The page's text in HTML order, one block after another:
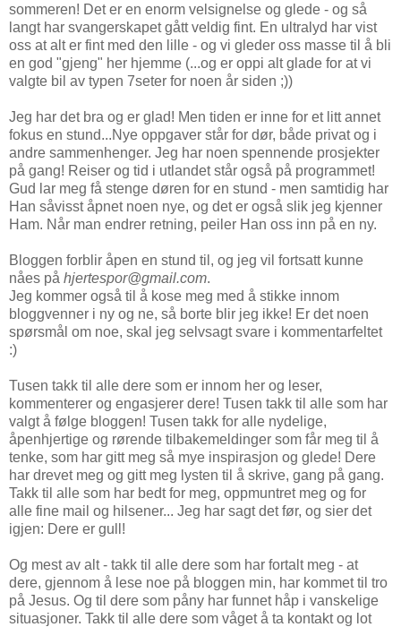
sommeren! Det er en enorm velsignelse og glede - og så
langt har svangerskapet gått veldig fint. En ultralyd har vist
oss at alt er fint med den lille - og vi gleder oss masse til å bli
en god "gjeng" her hjemme (...og er oppi alt glade for at vi
valgte bil av typen 7seter for noen år siden ;))
Jeg har det bra og er glad! Men tiden er inne for et litt annet
fokus en stund...Nye oppgaver står for dør, både privat og i
andre sammenhenger. Jeg har noen spennende prosjekter
på gang! Reiser og tid i utlandet står også på programmet!
Gud lar meg få stenge døren for en stund - men samtidig har
Han såvisst åpnet noen nye, og det er også slik jeg kjenner
Ham. Når man endrer retning, peiler Han oss inn på en ny.
Bloggen forblir åpen en stund til, og jeg vil fortsatt kunne
nåes på hjertespor@gmail.com.
Jeg kommer også til å kose meg med å stikke innom
bloggvenner i ny og ne, så borte blir jeg ikke! Er det noen
spørsmål om noe, skal jeg selvsagt svare i kommentarfeltet
:)
Tusen takk til alle dere som er innom her og leser,
kommenterer og engasjerer dere! Tusen takk til alle som har
valgt å følge bloggen! Tusen takk for alle nydelige,
åpenhjertige og rørende tilbakemeldinger som får meg til å
tenke, som har gitt meg så mye inspirasjon og glede! Dere
har drevet meg og gitt meg lysten til å skrive, gang på gang.
Takk til alle som har bedt for meg, oppmuntret meg og for
alle fine mail og hilsener... Jeg har sagt det før, og sier det
igjen: Dere er gull!
Og mest av alt - takk til alle dere som har fortalt meg - at
dere, gjennom å lese noe på bloggen min, har kommet til tro
på Jesus. Og til dere som påny har funnet håp i vanskelige
situasjoner. Takk til alle dere som våget å ta kontakt og lot